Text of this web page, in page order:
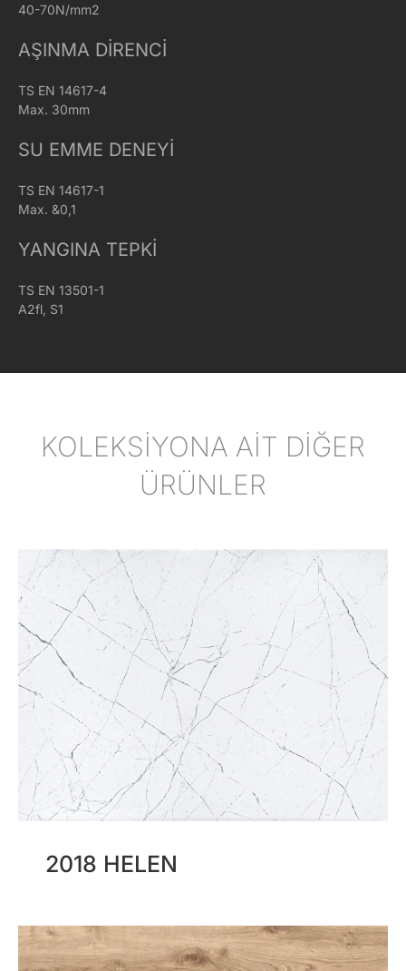
40-70N/mm2
AŞINMA DIRENCI
TS EN 14617-4
Max. 30mm
SU EMME DENEYI
TS EN 14617-1
Max. &0,1
YANGINA TEPKI
TS EN 13501-1
A2fl, S1
KOLEKSİYONA AİT DİĞER
ÜRÜNLER
2018 HELEN